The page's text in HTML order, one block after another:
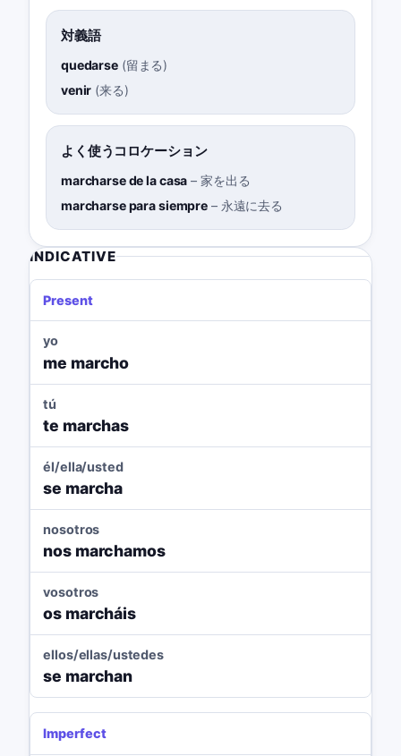
対義語
quedarse(留まる)
venir (来る)
よく使うコロケーション
marcharse de la casa – 家を出る
marcharse para siempre – 永遠に去る
INDICATIVE
Present
yo
me marcho
tú
te marchas
él/ella/usted
se marcha
nosotros
nos marchamos
vosotros
os marcháis
ellos/ellas/ustedes
se marchan
Imperfect